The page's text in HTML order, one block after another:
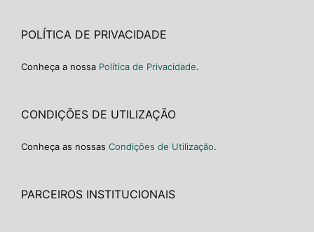
POLÍTICA DE PRIVACIDADE
Conheça a nossa Política de Privacidade.
CONDIÇÕES DE UTILIZAÇÃO
Conheça as nossas Condições de Utilização.
PARCEIROS INSTITUCIONAIS